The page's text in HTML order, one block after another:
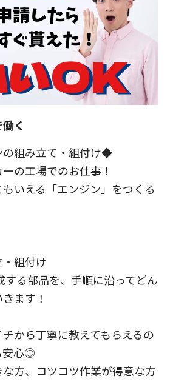
く
組み立て・組付け◆
の工場でのお仕事！
いえる「エンジン」をつくる
・組付け
る部品を、手順に沿ってどん
ます！
から丁寧に教えてもらえるの
安心◎
方、コツコツ作業が得意な方